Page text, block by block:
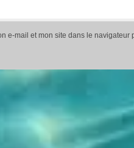
e-mail et mon site dans le navigateur